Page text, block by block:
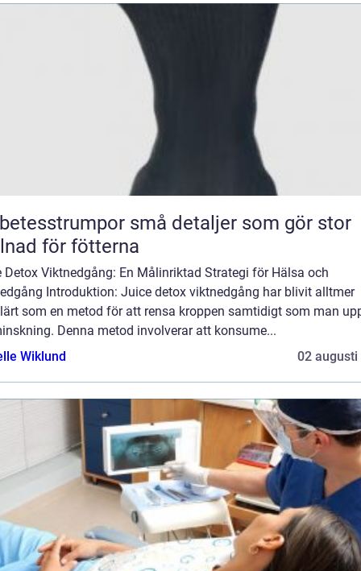
små detaljer som gör stor
för fötterna
Detox Viktnedgång: En Målinriktad Strategi för Hälsa och
Introduktion: Juice detox viktnedgång har blivit alltmer
som en metod för att rensa kroppen samtidigt som man
Denna metod involverar att konsume...
Wiklund
02 augusti